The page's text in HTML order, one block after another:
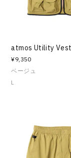
atmos Utility
¥9,350
ベージュ
L